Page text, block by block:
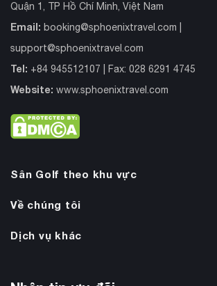
Sân Golf theo khu vực
Về chúng tôi
Dịch vụ khác
Quận 1, TP Hồ Chí Minh, Việt Nam
Email: booking@sphoenixtravel.com
support@sphoenixtravel.com
Tel: +84 945512107 | Fax: 028 6291 4745
Website: www.sphoenixtravel.com